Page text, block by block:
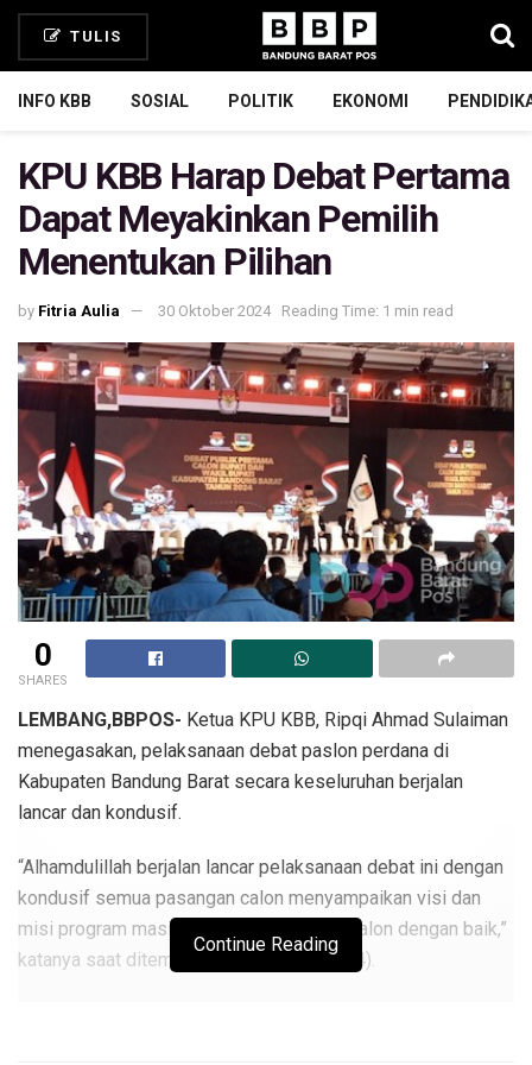
TULIS
INFO KBB SOSIAL POLITIK EKONOMI
KPU KBB Harap Debat Pertama
Dapat Meyakinkan Pemilih
Menentukan Pilihan
by Fitria Aulia 30 Oktober 2024 Reading Time: 1 min read
0
SHARES
LEMBANG,BBPOS- Ketua KPU KBB, Ripqi Ahmad Sulaiman
menegasakan, pelaksanaan debat paslon perdana di
Kabupaten Bandung Barat secara keseluruhan berjalan
lancar dan kondusif.
“Alhamdulillah berjalan lancar pelaksanaan debat ini dengan
kondusif semua pasangan calon menyampaikan visi dan
misi program masing-masing pasangan calon dengan baik,”
katanya saat ditemui, Selasa (29/10/2024).
Continue Reading